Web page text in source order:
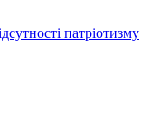
патріотизму